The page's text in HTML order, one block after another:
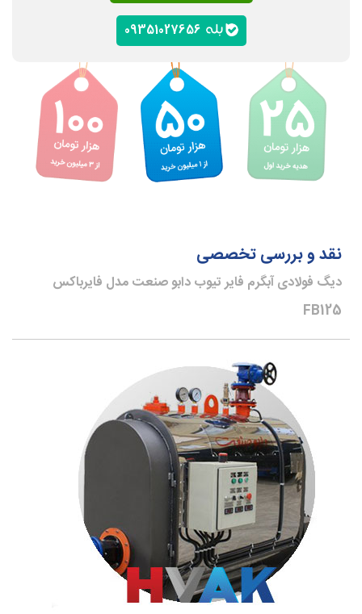
نقد و بررسی تخصصی
دیگ فولادی آبگرم فایر تیوب دابو صنعت مدل فایرباکس
FB125